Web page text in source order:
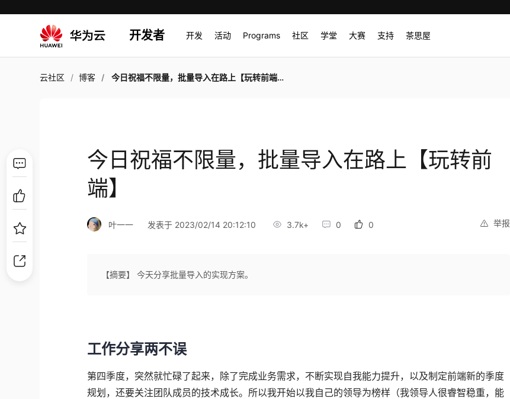
开发者 开发 活动 Programs 社区 学堂 大赛 支持 茶思屋
云社区 博客 今日祝福不限量，批量导入在路上【玩转前端】
今日祝福不限量，批量导入在路上【玩转前
端】
举报
叶一一 发表于 2023/02/14 20:12:10 3.7k+ 0 0
【摘要】 今天分享批量导入的实现方案。
工作分享两不误
第四季度，突然就忙碌了起来，除了完成业务需求，不断实现自我能力提升，以及制定前端新的季度
规划，还要关注团队成员的技术成长。所以我开始以我自己的领导为榜样（我领导人很睿智稳重，能